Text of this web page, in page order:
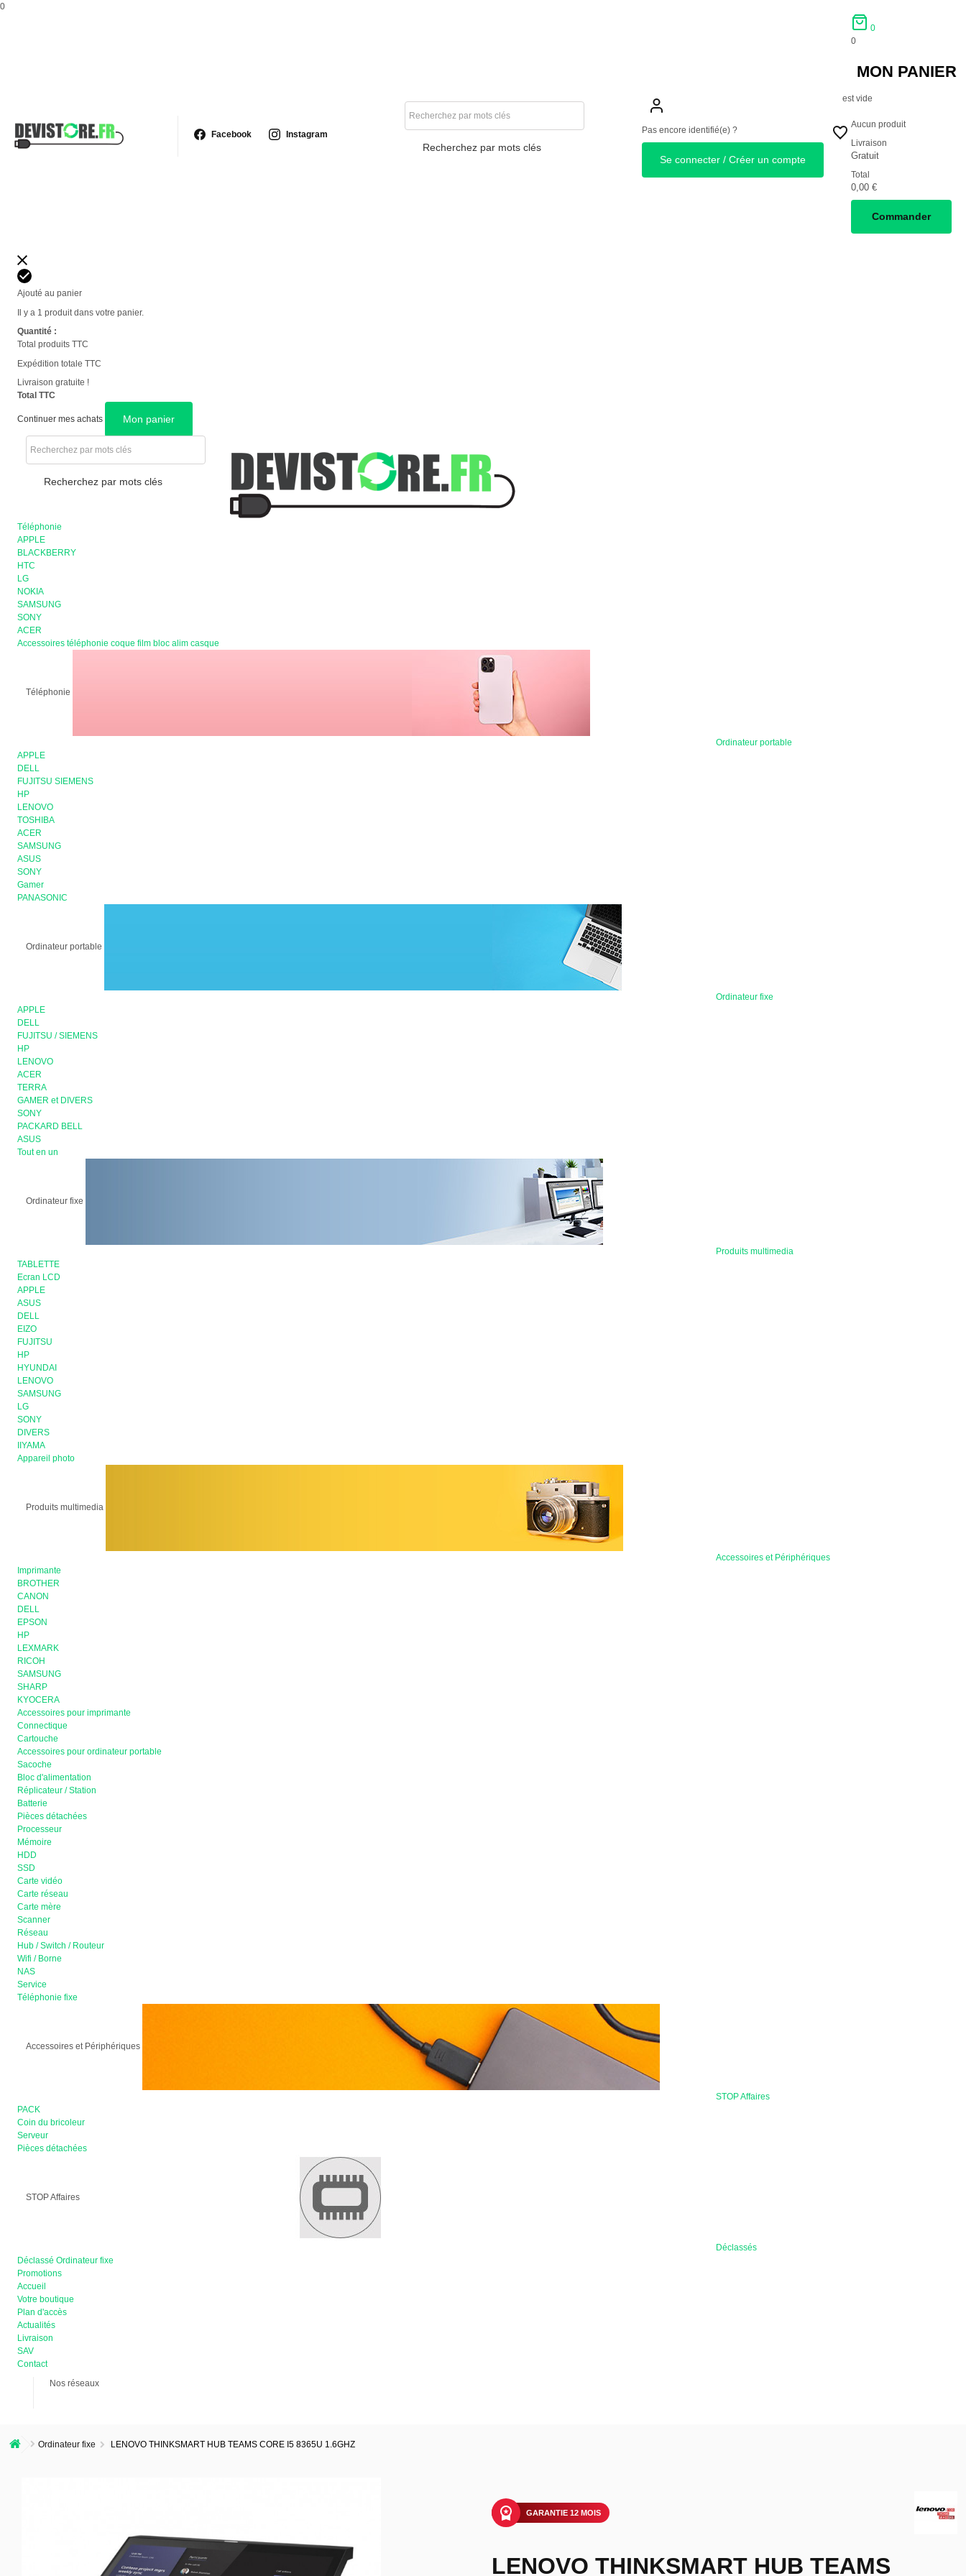
0
Facebook Instagram
Recherchez par mots clés
Pas encore identifié(e) ?
Se connecter / Créer un compte
0
0
MON PANIER
est vide
Aucun produit
Livraison
Gratuit
Total
0,00 €
Commander
Ajouté au panier
Il y a 1 produit dans votre panier.
Quantité :
Total produits TTC
Expédition totale TTC
Livraison gratuite !
Total TTC
Continuer mes achats Mon panier
Recherchez par mots clés
Téléphonie
APPLE
BLACKBERRY
HTC
LG
NOKIA
SAMSUNG
SONY
ACER
Accessoires téléphonie coque film bloc alim casque
Téléphonie
Ordinateur portable
APPLE
DELL
FUJITSU SIEMENS
HP
LENOVO
TOSHIBA
ACER
SAMSUNG
ASUS
SONY
Gamer
PANASONIC
Ordinateur portable
Ordinateur fixe
APPLE
DELL
FUJITSU / SIEMENS
HP
LENOVO
ACER
TERRA
GAMER et DIVERS
SONY
PACKARD BELL
ASUS
Tout en un
Ordinateur fixe
Produits multimedia
TABLETTE
Ecran LCD
APPLE
ASUS
DELL
EIZO
FUJITSU
HP
HYUNDAI
LENOVO
SAMSUNG
LG
SONY
DIVERS
IIYAMA
Appareil photo
Produits multimedia
Accessoires et Périphériques
Imprimante
BROTHER
CANON
DELL
EPSON
HP
LEXMARK
RICOH
SAMSUNG
SHARP
KYOCERA
Accessoires pour imprimante
Connectique
Cartouche
Accessoires pour ordinateur portable
Sacoche
Bloc d'alimentation
Réplicateur / Station
Batterie
Pièces détachées
Processeur
Mémoire
HDD
SSD
Carte vidéo
Carte réseau
Carte mère
Scanner
Réseau
Hub / Switch / Routeur
Wifi / Borne
NAS
Service
Téléphonie fixe
Accessoires et Périphériques
STOP Affaires
PACK
Coin du bricoleur
Serveur
Pièces détachées
STOP Affaires
Déclassés
Déclassé Ordinateur fixe
Promotions
Accueil
Votre boutique
Plan d'accès
Actualités
Livraison
SAV
Contact
Nos réseaux
Ordinateur fixe LENOVO THINKSMART HUB TEAMS CORE I5 8365U 1.6GHZ
GARANTIE 12 MOIS
LENOVO THINKSMART HUB TEAMS